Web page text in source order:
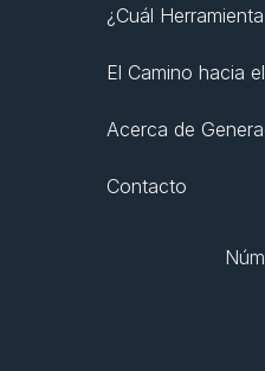
¿Cuál
El Camino hacia
Acerca de
Contacto